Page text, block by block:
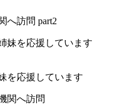
へ訪問 part2
を応援しています